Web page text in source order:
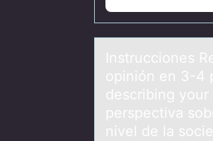
Instrucciоnes
opinión en 3-4
describing
perspectiva
nivel de la